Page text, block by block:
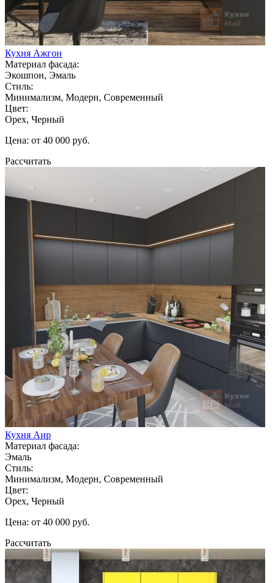
Кухня Ажгон
Материал фасада:
Экошпон, Эмаль
Стиль:
Минимализм, Модерн, Современный
Цвет:
Орех, Черный
Цена: от 40 000 руб.
Рассчитать
Кухня Аир
Материал фасада:
Эмаль
Стиль:
Минимализм, Модерн, Современный
Цвет:
Орех, Черный
Цена: от 40 000 руб.
Рассчитать